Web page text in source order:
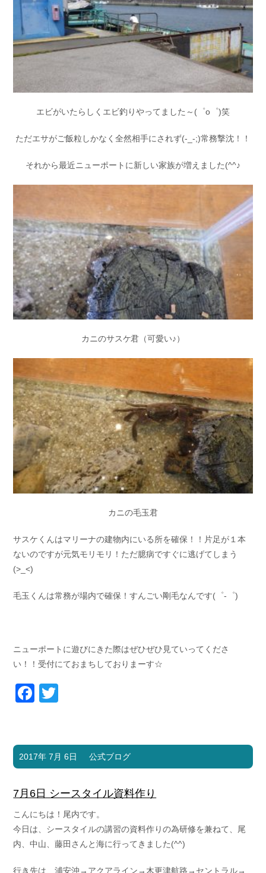
エビがいたらしくエビ釣りやってました～(゜o゜)笑
ただエサがご飯粒しかなく全然相手にされず(-_-;)常務撃沈！！
それから最近ニューポートに新しい家族が増えました(^^♪
カニのサスケ君（可愛い♪）
カニの毛玉君
サスケくんはマリーナの建物内にいる所を確保！！片足が１本
ないのですが元気モリモリ！ただ臆病ですぐに逃げてしまう
(>_<)
毛玉くんは常務が場内で確保！すんごい剛毛なんです(゜-゜)
ニューポートに遊びにきた際はぜひぜひ見ていってくださ
い！！受付にておまちしておりまーす☆
Facebook
2017年 7月 6日 公式ブログ
7月6日 シースタイル資料作り
こんにちは！尾内です。
今日は、シースタイルの講習の資料作りの為研修を兼ねて、尾
内、中山、藤田さんと海に行ってきました(^^)
行き先は、浦安沖→アクアライン→木更津航路→セントラル→